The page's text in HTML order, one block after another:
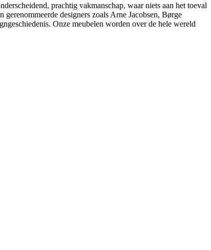
prachtig vakmanschap, waar niets aan het toeval
designers zoals Arne Jacobsen, Børge
Onze meubelen worden over de hele wereld